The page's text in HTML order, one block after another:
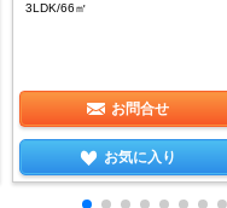
3LDK/66㎡
お問合せ
お気に入り